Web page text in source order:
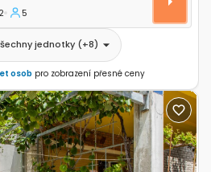
2 5
jednotky (+8)
osob pro zobrazení přesné ceny